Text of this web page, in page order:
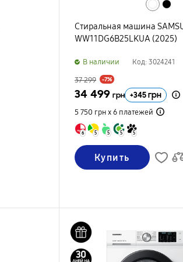
Стиральная машина
WW11DG6B25LKUA (2025)
B наличии Код: 3024241
37 299 -7%
34 499 грн +345грн
5 750 грн х 6 платежей
6 5 5 5 5
Купить